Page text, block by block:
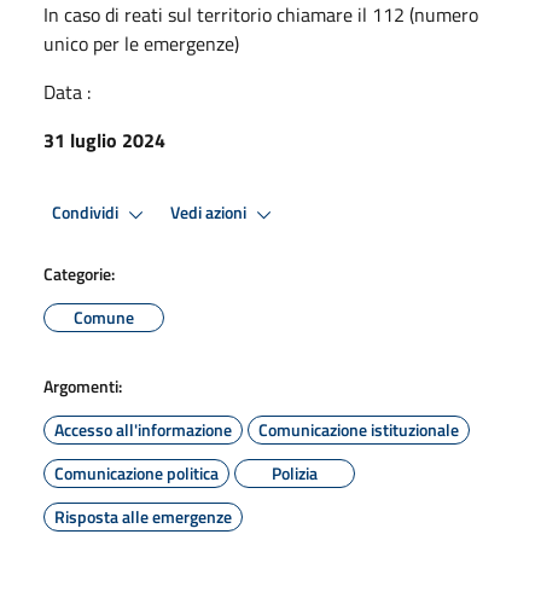
In caso di reati sul territorio chiamare il 112 (numero
unico per le emergenze)
Data :
31 luglio 2024
Condividi Vedi azioni
Categorie:
Comune
Argomenti:
Accesso all'informazione
Comunicazione istituzionale
Comunicazione politica
Polizia
Risposta alle emergenze